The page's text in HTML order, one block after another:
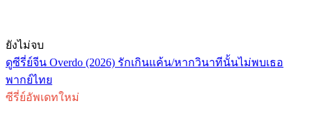
ยังไม่จบ
ดูซีรี่ย์จีน Overdo (2026) รักเกินแค้น/หากวินาทีนั้นไม่พบเธอ
พากย์ไทย
ซีรี่ย์อัพเดทใหม่